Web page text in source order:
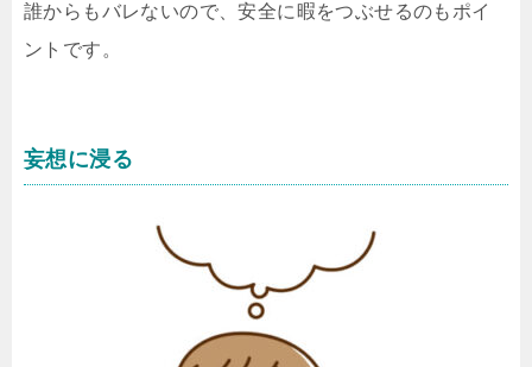
誰からもバレないので、安全に暇をつぶせるのもポイ
ントです。
妄想に浸る